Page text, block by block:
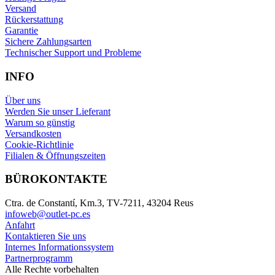
Versand
Rückerstattung
Garantie
Sichere Zahlungsarten
Technischer Support und Probleme
INFO
Über uns
Werden Sie unser Lieferant
Warum so günstig
Versandkosten
Cookie-Richtlinie
Filialen & Öffnungszeiten
BÜROKONTAKTE
Ctra. de Constantí, Km.3, TV-7211, 43204 Reus
infoweb@outlet-pc.es
Anfahrt
Kontaktieren Sie uns
Internes Informationssystem
Partnerprogramm
Alle Rechte vorbehalten